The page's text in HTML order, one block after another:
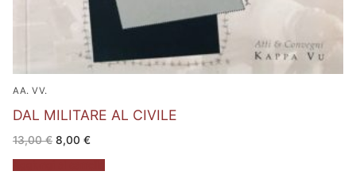
AA. VV.
DAL MILITARE AL CIVILE
13,00€ Il
prezzo
originale
era:
8,00 €Il
attuale
è: